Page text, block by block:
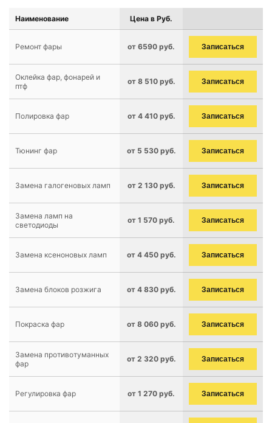
Наименование Цена в Руб.
Ремонт фары от 6590 руб. Записаться
Оклейка фар, фонарей и
птф
от 8 510 руб. Записаться
Полировка фар от 4 410 руб. Записаться
Тюнинг фар от 5 530 руб. Записаться
Замена галогеновых ламп от 2 130 руб. Записаться
Замена ламп на
светодиоды
от 1 570 руб. Записаться
Замена ксеноновых ламп от 4 450 руб. Записаться
Замена блоков розжига от 4 830 руб. Записаться
Покраска фар от 8 060 руб. Записаться
Замена противотуманных
фар
от 2 320 руб. Записаться
Регулировка фар от 1 270 руб. Записаться